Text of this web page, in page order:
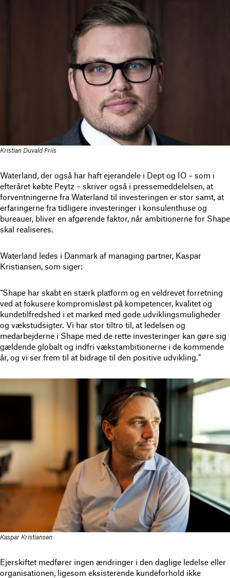
Kristian Duvald Friis
Waterland, der også har haft ejerandele i Dept og IO – som i
efteråret købte Peytz – skriver også i pressemeddelelsen, at
forventningerne fra Waterland til investeringen er stor samt, at
erfaringerne fra tidligere investeringer i konsulenthuse og
bureauer, bliver en afgørende faktor, når ambitionerne for Shape
skal realiseres.
Waterland ledes i Danmark af managing partner, Kaspar
Kristiansen, som siger:
“Shape har skabt en stærk platform og en veldrevet forretning
ved at fokusere kompromisløst på kompetencer, kvalitet og
kundetilfredshed i et marked med gode udviklingsmuligheder
og vækstudsigter. Vi har stor tiltro til, at ledelsen og
medarbejderne i Shape med de rette investeringer kan gøre sig
gældende globalt og indfri vækstambitionerne i de kommende
år, og vi ser frem til at bidrage til den positive udvikling.”
Kaspar Kristiansen
Ejerskiftet medfører ingen ændringer i den daglige ledelse eller
organisationen, ligesom eksisterende kundeforhold ikke